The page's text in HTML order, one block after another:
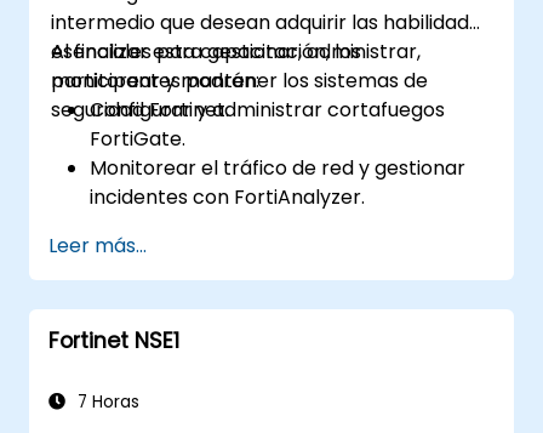
configuraciones HA y gestionar
eficazmente entornos HA.
intermedio que desean adquirir las habilidades
esenciales para gestionar, administrar,
monitorear y mantener los sistemas de
seguridad Fortinet.
Al finalizar esta capacitación, los
participantes podrán:
Configurar y administrar cortafuegos
FortiGate.
Monitorear el tráfico de red y gestionar
incidentes con FortiAnalyzer.
a través de FortiManager.
Aplicar estrategias de mantenimiento
preventivo y resolver problemas de red.
Leer más...
Fortinet NSE1
7 Horas